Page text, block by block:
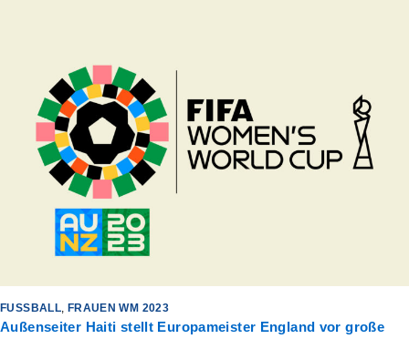
FUSSBALL , FRAUEN WM 2023
Außenseiter Haiti stellt Europameister England vor große